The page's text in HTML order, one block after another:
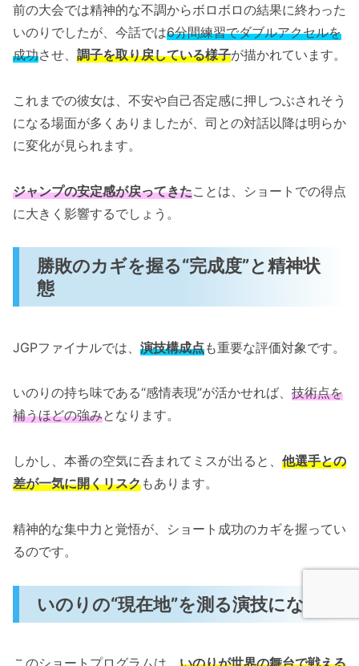
前の大会では精神的な不調からボロボロの結果に終わった
いのりでしたが、今話では6分間練習でダブルアクセルを
成功させ、 調子を取り戻している様子が描かれています。
これまでの彼女は、不安や自己否定感に押しつぶされそう
になる場面が多くありましたが、司との対話以降は明らか
に変化が見られます。
ジャンプの安定感が戻ってきたことは、ショートでの得点
に大きく影響するでしょう。
勝敗のカギを握る“完成度”と精神状
態
JGPファイナルでは、 演技構成点も重要な評価対象です。
いのりの持ち味である“感情表現”が活かせれば、 技術点を
補うほどの強みとなります。
しかし、本番の空気に呑まれてミスが出ると、 他選手との
差が一気に開くリスクもあります。
精神的な集中力と覚悟が、ショート成功のカギを握ってい
るのです。
いのりの“現在地”を測る演技になる
このショートプログラムは、 いのりが世界の舞台で戦える